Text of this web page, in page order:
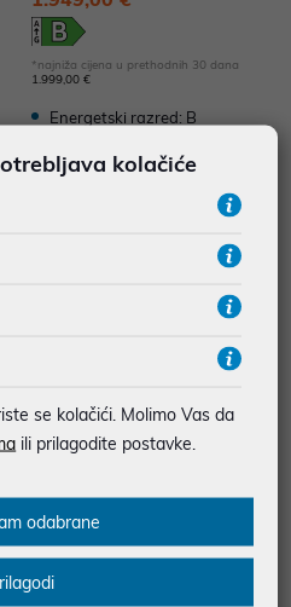
*najniža cijena u prethodnih 30 dana
1.999,00 €
Energetski razred: B
Smartphone Samsung Galaxy Z
Fold 8 12GB/256GB Graphite SM
1.949,00 €
1.999,00 €
kolačiće
se kolačići. Molimo Vas da
ili prilagodite postavke.
odabrane